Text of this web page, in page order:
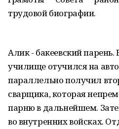
трудовой биографии.
Алик - бакеевский
училище отучился на
параллельно получил
сварщика, которая
парню в дальнейшем.
во внутренних войсках.